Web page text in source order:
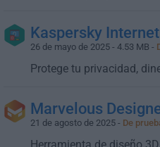
Kaspersky
26 de mayo de 2025 - 4.53 MB -
Protege tu privacidad,
Marvelous
21 de agosto de 2025 - De